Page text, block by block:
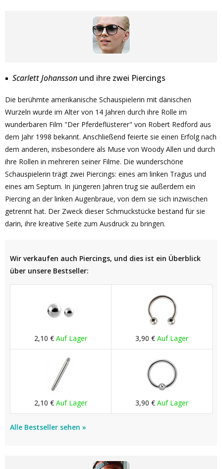
Scarlett Johansson und ihre zwei Piercings
Die berühmte amerikanische Schauspielerin mit dänischen
Wurzeln wurde im Alter von 14 Jahren durch ihre Rolle im
wunderbaren Film "Der Pferdeflüsterer" von Robert Redford aus
dem Jahr 1998 bekannt. Anschließend feierte sie einen Erfolg nach
dem anderen, insbesondere als Muse von Woody Allen und durch
ihre Rollen in mehreren seiner Filme. Die wunderschöne
Schauspielerin trägt zwei Piercings: eines am linken Tragus und
eines am Septum. In jüngeren Jahren trug sie außerdem ein
Piercing an der linken Augenbraue, von dem sie sich inzwischen
getrennt hat. Der Zweck dieser Schmuckstücke bestand für sie
darin, ihre kreative Seite zum Ausdruck zu bringen.
Wir verkaufen auch Piercings, und dies ist ein Überblick
über unsere Bestseller:
2,10 € Auf Lager 3,90 € Auf Lager
2,10 € Auf Lager 3,90 € Auf Lager
Alle Bestseller sehen »